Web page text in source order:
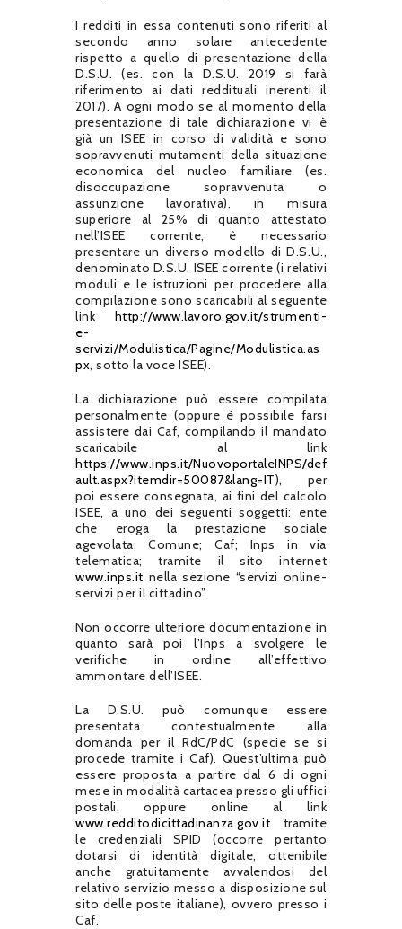
I redditi in essa contenuti sono riferiti al
secondo anno solare antecedente
rispetto a quello di presentazione della
D.S.U. (es. con la D.S.U. 2019 si farà
riferimento ai dati reddituali inerenti il
2017). A ogni modo se al momento della
presentazione di tale dichiarazione vi è
già un ISEE in corso di validità e sono
sopravvenuti mutamenti della situazione
economica del nucleo familiare (es.
disoccupazione sopravvenuta o
assunzione lavorativa), in misura
superiore al 25% di quanto attestato
nell’ISEE corrente, è necessario
presentare un diverso modello di D.S.U.,
denominato D.S.U. ISEE corrente (i relativi
moduli e le istruzioni per procedere alla
compilazione sono scaricabili al seguente
link http://www.lavoro.gov.it/strumenti-
e-
servizi/Modulistica/Pagine/Modulistica.as
px, sotto la voce ISEE).
La dichiarazione può essere compilata
personalmente (oppure è possibile farsi
assistere dai Caf, compilando il mandato
scaricabile al link
https://www.inps.it/NuovoportaleINPS/def
ault.aspx?itemdir=50087&lang=IT), per
poi essere consegnata, ai fini del calcolo
ISEE, a uno dei seguenti soggetti: ente
che eroga la prestazione sociale
agevolata; Comune; Caf; Inps in via
telematica; tramite il sito internet
www.inps.it nella sezione “servizi online-
servizi per il cittadino”.
Non occorre ulteriore documentazione in
quanto sarà poi l’Inps a svolgere le
verifiche in ordine all’effettivo
ammontare dell’ISEE.
La D.S.U. può comunque essere
presentata contestualmente alla
domanda per il RdC/PdC (specie se si
procede tramite i Caf). Quest’ultima può
essere proposta a partire dal 6 di ogni
mese in modalità cartacea presso gli uffici
postali, oppure online al link
www.redditodicittadinanza.gov.it tramite
le credenziali SPID (occorre pertanto
dotarsi di identità digitale, ottenibile
anche gratuitamente avvalendosi del
relativo servizio messo a disposizione sul
sito delle poste italiane), ovvero presso i
Caf.